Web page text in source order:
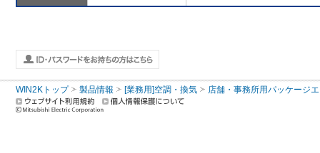
WIN2Kトップ 製品情報 [業務用]空調・換気 店舗・事務所用パッケージ